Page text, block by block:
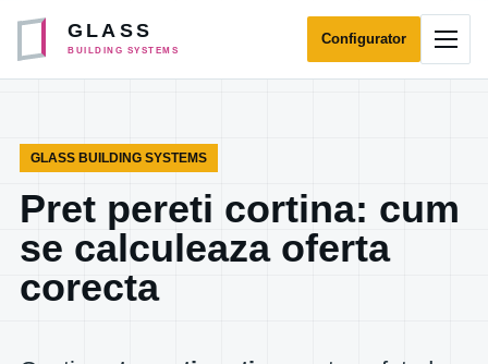
GLASS
BUILDING SYSTEMS
Configurator
GLASS BUILDING SYSTEMS
Pret pereti cortina: cum
se calculeaza oferta
corecta